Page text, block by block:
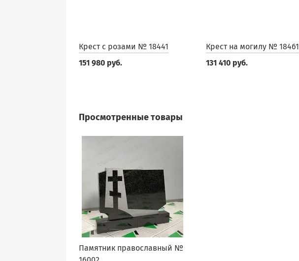
Крест с розами № 18441
151 980 руб.
Крест на могилу № 18461
131 410 руб.
Просмотренные товары
Памятник православный №